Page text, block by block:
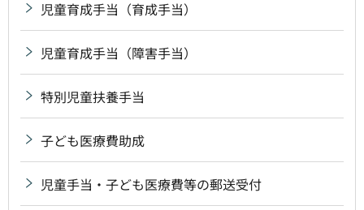
児童育成手当（育成手当）
児童育成手当（障害手当）
特別児童扶養手当
子ども医療費助成
児童手当・子ども医療費等の郵送受付